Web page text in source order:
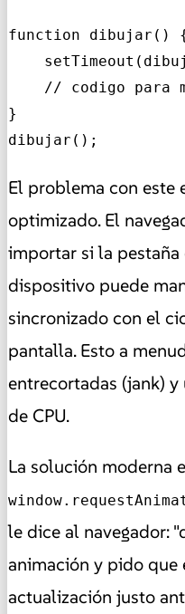
function dibujar()
// codigo para
}
dibujar();
El problema con este
optimizado. El
importar si la pestaña
dispositivo puede
sincronizado con el
pantalla. Esto a
entrecortadas (jank)
de CPU.
La solución moderna
le dice al navegador:
animación y pido
actualización justo